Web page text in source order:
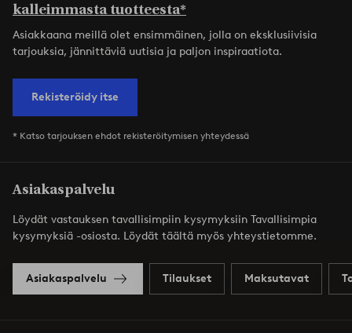
kalleimmasta tuotteesta*
Asiakkaana meillä olet ensimmäinen, jolla on eksklusiivisia
tarjouksia, jännittäviä uutisia ja paljon inspiraatiota.
Rekisteröidy itse
* Katso tarjouksen ehdot rekisteröitymisen yhteydessä
Asiakaspalvelu
Löydät vastauksen tavallisimpiin kysymyksiin Tavallisimpia
kysymyksiä -osiosta. Löydät täältä myös yhteystietomme.
Asiakaspalvelu Tilaukset Maksutavat